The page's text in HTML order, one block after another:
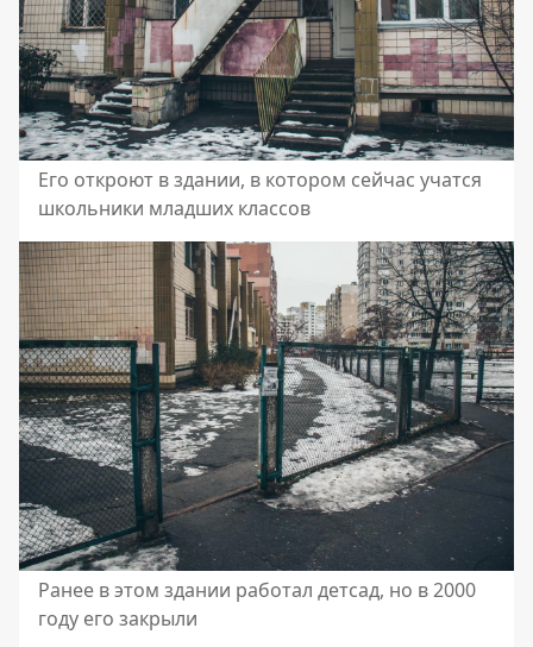
Его откроют в здании, в котором сейчас учатся
школьники младших классов
Ранее в этом здании работал детсад, но в 2000
году его закрыли